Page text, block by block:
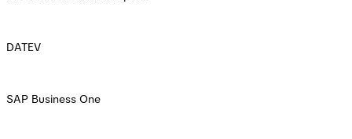
DATEV
SAP Business One